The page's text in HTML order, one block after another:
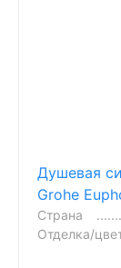
Душевая
Grohe
Страна
Отделка/